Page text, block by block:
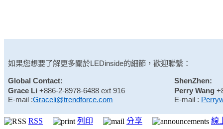
如果您想要了解更多關於LEDinside的細節，歡迎聯繫：
Global Contact:
ShenZhen:
Grace Li +886-2-8978-6488 ext 916
E-mail :Graceli@trendforce.com
Perry Wang
E-mail :
RSS 列印 分享 線